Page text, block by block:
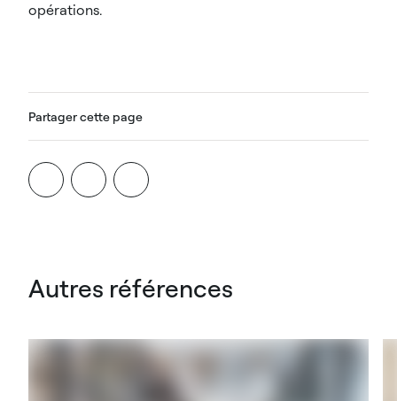
opérations.
Partager cette page
Autres références